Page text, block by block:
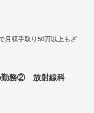
月収手取り50万以上もざ
勤務② 放射線科